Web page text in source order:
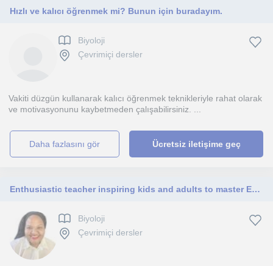
Hızlı ve kalıcı öğrenmek mi? Bunun için buradayım.
Biyoloji
Çevrimiçi dersler
Vakiti düzgün kullanarak kalıcı öğrenmek teknikleriyle rahat olarak
ve motivasyonunu kaybetmeden çalışabilirsiniz. ...
daha fazlasını gör Ücretsiz iletişime geç
Enthusiastic teacher inspiring kids and adults to master English confidently.
Biyoloji
Çevrimiçi dersler